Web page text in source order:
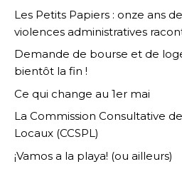
Les Petits Papiers : onze ans
violences administratives
Demande de bourse et de
bientôt la fin !
Ce qui change au 1er mai
La Commission Consultative
Locaux (CCSPL)
¡Vamos a la playa! (ou ailleurs)